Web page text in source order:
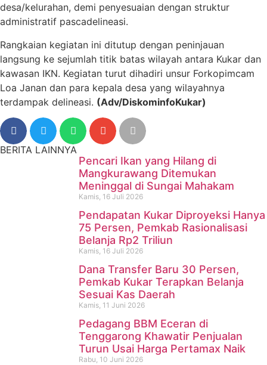
desa/kelurahan, demi penyesuaian dengan struktur
administratif pascadelineasi.
Rangkaian kegiatan ini ditutup dengan peninjauan
langsung ke sejumlah titik batas wilayah antara Kukar dan
kawasan IKN. Kegiatan turut dihadiri unsur Forkopimcam
Loa Janan dan para kepala desa yang wilayahnya
terdampak delineasi. (Adv/DiskominfoKukar)
BERITA LAINNYA
Pencari Ikan yang Hilang di
Mangkurawang Ditemukan
Meninggal di Sungai Mahakam
Kamis, 16 Juli 2026
Pendapatan Kukar Diproyeksi Hanya
75 Persen, Pemkab Rasionalisasi
Belanja Rp2 Triliun
Kamis, 16 Juli 2026
Dana Transfer Baru 30 Persen,
Pemkab Kukar Terapkan Belanja
Sesuai Kas Daerah
Kamis, 11 Juni 2026
Pedagang BBM Eceran di
Tenggarong Khawatir Penjualan
Turun Usai Harga Pertamax Naik
Rabu, 10 Juni 2026
Pencari Ikan yang Hilang di
Mangkurawang Ditemukan
Meninggal di Sungai
Mahakam